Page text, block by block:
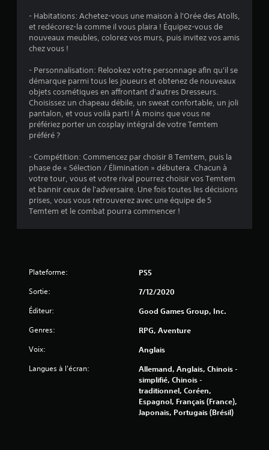
5
0
i
s
- Habitations: Achetez-vous une maison à l'Orée des Atolls,
et redécorez-la comme il vous plaira ! Équipez-vous de
nouveaux meubles, colorez vos murs, puis invitez vos amis
chez vous !
- Personnalisation: Relookez votre personnage afin qu'il se
démarque parmi tous les joueurs et obtenez de nouveaux
objets cosmétiques en affrontant d'autres Dresseurs.
Choisissez un chapeau débile, un sweat confortable, un joli
pantalon, et vous voilà parti ! À moins que vous ne
préfériez porter un cosplay intégral de votre Temtem
préféré ?
- Compétition: Commencez par choisir 8 Temtem, puis la
phase de « Sélection / Élimination » débutera. Chacun à
votre tour, vous et votre rival pourrez choisir vos Temtem
et bannir ceux de l'adversaire. Une fois toutes les décisions
prises, vous vous retrouverez avec une équipe de 5
Temtem et le combat pourra commencer !
Plateforme: PS5
Sortie: 7/12/2020
Éditeur: Good Games Group, Inc.
Genres: RPG, Aventure
Voix: Anglais
Langues à l'écran:
Allemand, Anglais, Chinois -
simplifié, Chinois -
traditionnel, Coréen,
Espagnol, Français (France),
Japonais, Portugais (Brésil)